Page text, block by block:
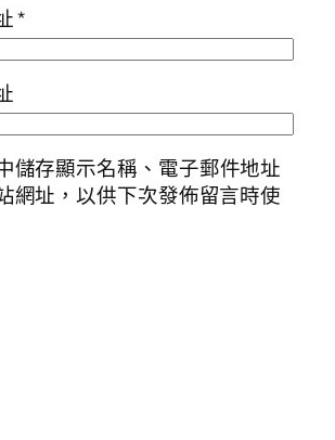
*
儲存顯示名稱、電子郵件地址
網址，以供下次發佈留言時使